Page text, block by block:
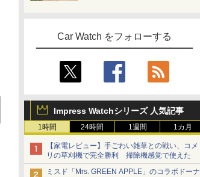
Car Watch をフォローする
Impress Watchシリーズ 人気記事
1時間 24時間 1週間 1カ月
【家電レビュー】手ごわい雑草との戦い、コメ
リの草刈機で完全勝利 掃除機感覚で使えた
ミスド「Mrs. GREEN APPLE」のコラボドーナ